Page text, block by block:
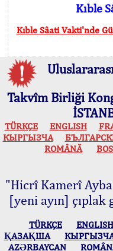
Kıble
Kıble Sâati Vakti'nde
Takvîm Birliği
TÜRKÇE ENGLISH
КЫPГЫЗЧA
ROMÂNĂ
"Hicrî Kamerî
[yeni ayın] çıplak
TÜRKÇE ENGLISH
ҚАЗАҚША
AZӘRBAYCAN